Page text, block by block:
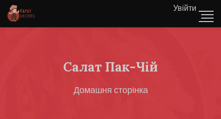
Увійти
Салат Пак-Чій
Домашня сторінка